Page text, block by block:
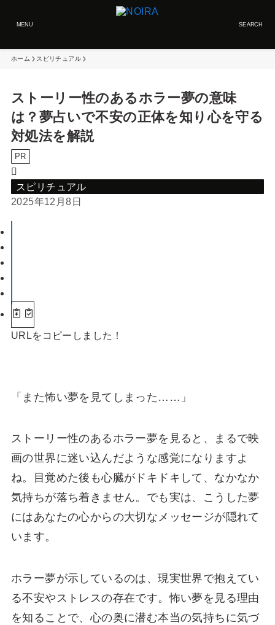
SEARCH
MENU
ホーム スピリチュアル
ストーリー性のあるホラー夢の意味
は？夢占いで不安の正体を知り心を守る
対処法を解説
PR
スピリチュアル
2025年12月8日
URLをコピーしました！
「また怖い夢を見てしまった……」
ストーリー性のあるホラー夢を見ると、まるで映
画の世界に迷い込んだような感覚になりますよ
ね。目覚めた後も心臓がドキドキして、なかなか
気持ちが落ち着きません。でも実は、こうした夢
にはあなたの心からの大切なメッセージが隠れて
います。
ホラー夢が示しているのは、現実世界で抱えてい
る不安やストレスの存在です。怖い夢を見る理由
を知ることで、心の奥に潜む本当の気持ちに気づ